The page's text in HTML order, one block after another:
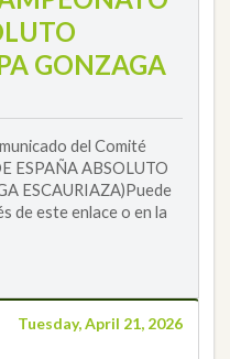
GONZAGA
del Comité
ESPAÑA ABSOLUTO
ESCAURIAZA)Puede
de este enlace o en la
Tuesday, April 21, 2026